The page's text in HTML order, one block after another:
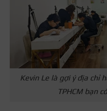
Kevin Le là gợi ý địa chỉ
TPHCM bạn